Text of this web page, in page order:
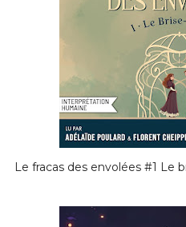
Le fracas des envolées #1